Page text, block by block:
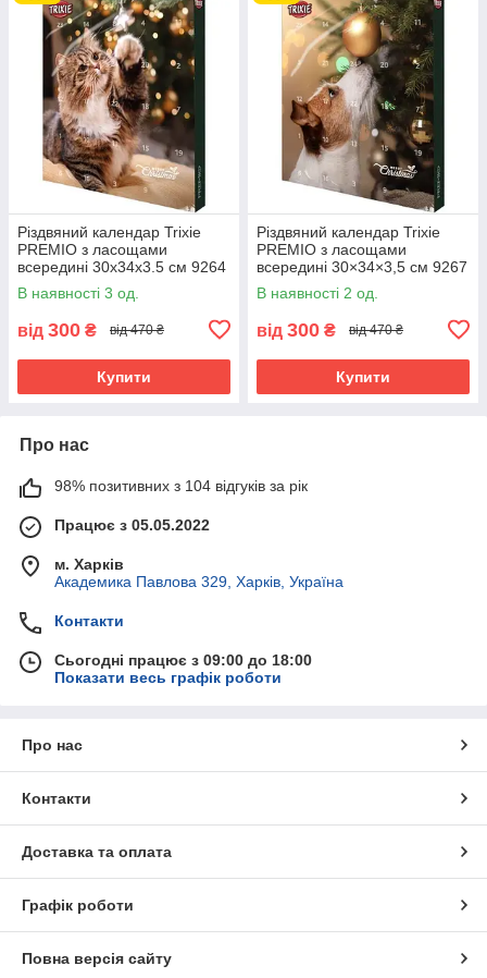
Різдвяний календар Trixie
PREMIO з ласощами
всередині 30х34х3.5 см 9264
(4047974092644)
В наявності 3 од.
від 300 ₴ від 470 ₴
Купити
Різдвяний календар Trixie
PREMIO з ласощами
всередині 30×34×3,5 см 9267
(4011905092676)
В наявності 2 од.
від 300 ₴ від 470 ₴
Купити
Про нас
98% позитивних з 104 відгуків за рік
Працює з 05.05.2022
м. Харків
Академика Павлова 329, Харків, Україна
Контакти
Сьогодні працює з 09:00 до 18:00
Показати весь графік роботи
Про нас
Контакти
Доставка та оплата
Графік роботи
Повна версія сайту